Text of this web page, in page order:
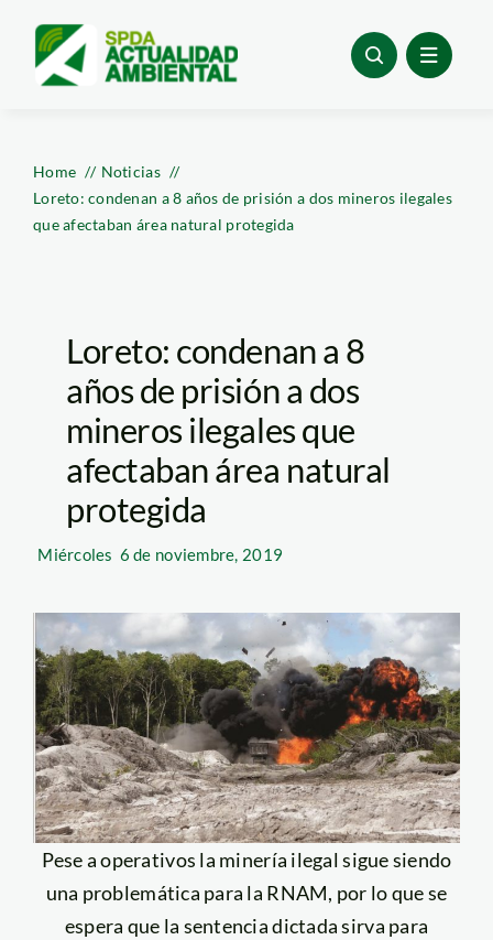
content
Home
Noticias
Loreto: condenan a 8 años de prisión a dos mineros ilegales
que afectaban área natural protegida
Loreto: condenan a 8
años de prisión a dos
mineros ilegales que
afectaban área natural
protegida
Miércoles 6 de noviembre, 2019
Pese a operativos la minería ilegal sigue siendo
una problemática para la RNAM, por lo que se
espera que la sentencia dictada sirva para